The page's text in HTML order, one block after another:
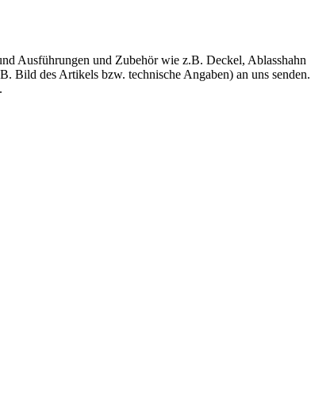
Ausführungen und Zubehör wie z.B. Deckel, Ablasshahn
Bild des Artikels bzw. technische Angaben) an uns senden.